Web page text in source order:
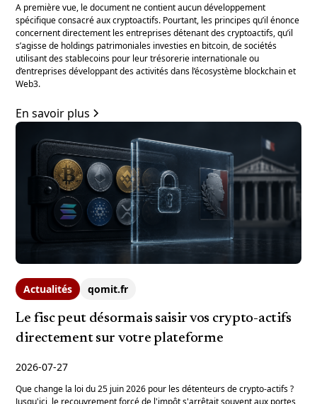
A première vue, le document ne contient aucun développement
spécifique consacré aux cryptoactifs. Pourtant, les principes qu’il énonce
concernent directement les entreprises détenant des cryptoactifs, qu’il
s’agisse de holdings patrimoniales investies en bitcoin, de sociétés
utilisant des stablecoins pour leur trésorerie internationale ou
d’entreprises développant des activités dans l’écosystème blockchain et
Web3.
En savoir plus
Actualités qomit.fr
Le fisc peut désormais saisir vos crypto-actifs
directement sur votre plateforme
2026-07-27
Que change la loi du 25 juin 2026 pour les détenteurs de crypto-actifs ?